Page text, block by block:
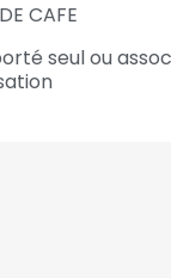
CAFE
seul ou